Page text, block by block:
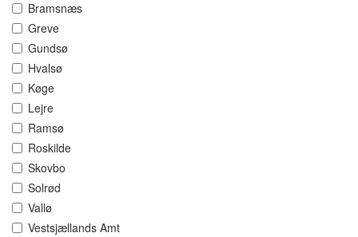
Bramsnæs
Greve
Gundsø
Hvalsø
Køge
Lejre
Ramsø
Roskilde
Skovbo
Solrød
Vallø
Vestsjællands Amt